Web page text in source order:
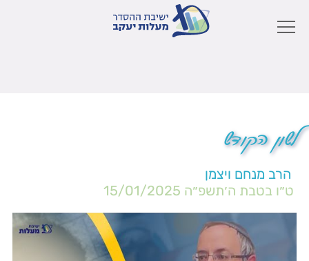
לשון הקודש
הרב מנחם ויצמן
ט״ו בטבת ה׳תשפ״ה 15/01/2025